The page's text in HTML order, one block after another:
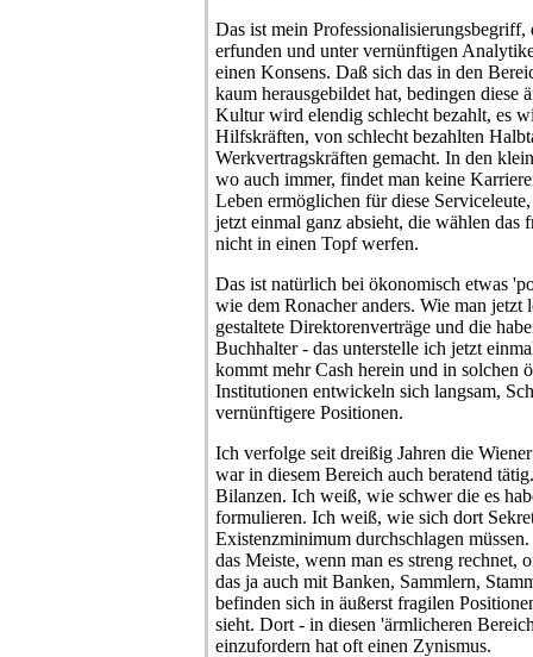
Das ist mein Professionalisierungsbegriff,
erfunden und unter vernünftigen
einen Konsens. Daß sich das in den
kaum herausgebildet hat, bedingen diese
Kultur wird elendig schlecht bezahlt, es
Hilfskräften, von schlecht bezahlten
Werkvertragskräften gemacht. In den
wo auch immer, findet man keine
Leben ermöglichen für diese
jetzt einmal ganz absieht, die wählen
nicht in einen Topf werfen.
Das ist natürlich bei ökonomisch etwas
wie dem Ronacher anders. Wie man jetzt
gestaltete Direktorenverträge und die
Buchhalter - das unterstelle ich jetzt
kommt mehr Cash herein und in solchen
Institutionen entwickeln sich langsam,
vernünftigere Positionen.
Ich verfolge seit dreißig Jahren die
war in diesem Bereich auch beratend
Bilanzen. Ich weiß, wie schwer die es
formulieren. Ich weiß, wie sich dort
Existenzminimum durchschlagen
das Meiste, wenn man es streng rechnet,
das ja auch mit Banken, Sammlern,
befinden sich in äußerst fragilen
sieht. Dort - in diesen 'ärmlicheren
einzufordern hat oft einen Zynismus.